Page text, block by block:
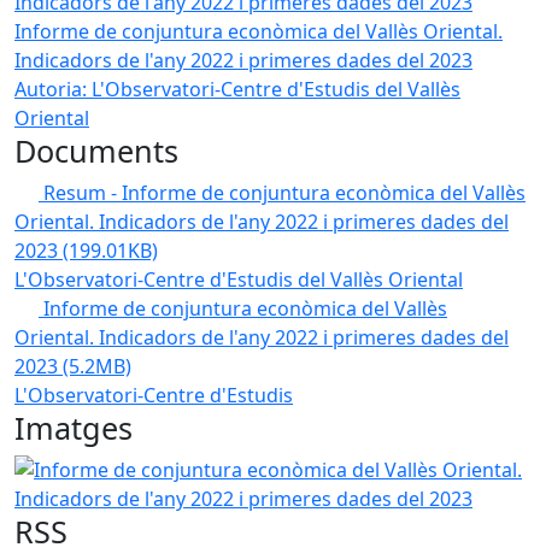
Informe de conjuntura econòmica del Vallès Oriental.
Indicadors de l'any 2022 i primeres dades del 2023
Autoria: L'Observatori-Centre d'Estudis del Vallès
Oriental
Documents
Resum - Informe de conjuntura econòmica del Vallès
Oriental. Indicadors de l'any 2022 i primeres dades del
2023(199.01KB)
L'Observatori-Centre d'Estudis del Vallès Oriental
Informe de conjuntura econòmica del Vallès
Oriental. Indicadors de l'any 2022 i primeres dades del
2023(5.2MB)
L'Observatori-Centre d'Estudis
Imatges
Informe de conjuntura econòmica del Vallès Oriental.
RSS